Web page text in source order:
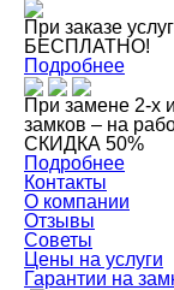
При заказе
БЕСПЛАТНО!
Подробнее
При замене 2-х
замков – на
СКИДКА 50%
Подробнее
Контакты
О компании
Отзывы
Советы
Цены на услуги
Гарантии на